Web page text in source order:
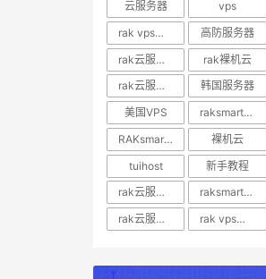
云服务器
vps
rak vps优惠
高防服务器
rak云服务器推荐
rak裸机云
rak云服务器优惠
韩国服务器
美国VPS
raksmart裸机云
RAKsmart服务器评测
裸机云
tuihost
新手教程
rak云服务器价格
raksmart美国云服务器
rak云服务器评测
rak vps评测